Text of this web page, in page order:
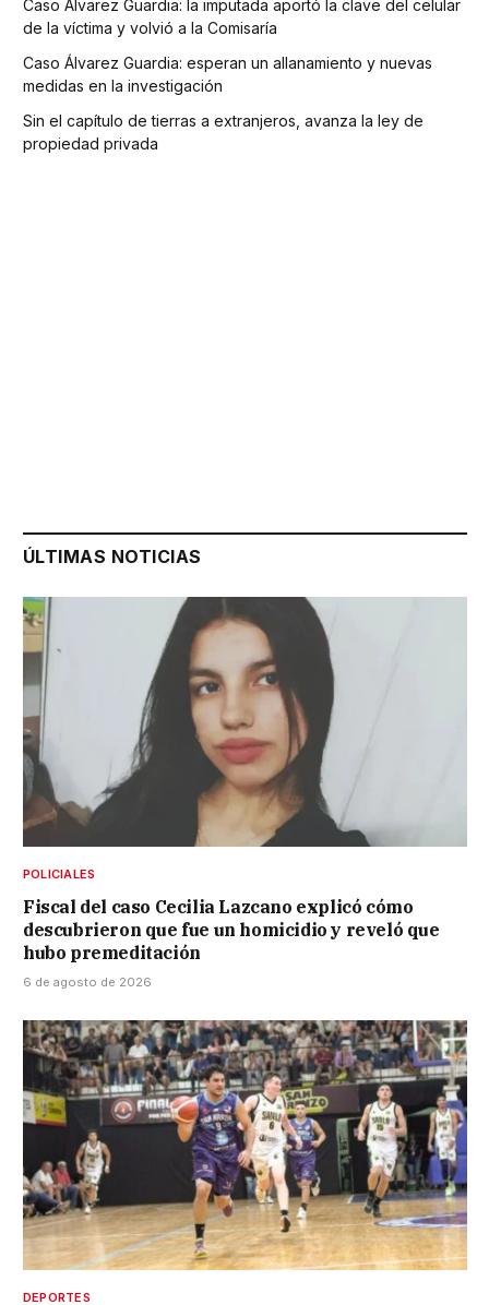
Caso Álvarez Guardia: la imputada aportó la clave del celular
de la víctima y volvió a la Comisaría
Caso Álvarez Guardia: esperan un allanamiento y nuevas
medidas en la investigación
Sin el capítulo de tierras a extranjeros, avanza la ley de
propiedad privada
ÚLTIMAS NOTICIAS
POLICIALES
Fiscal del caso Cecilia Lazcano explicó cómo
descubrieron que fue un homicidio y reveló que
hubo premeditación
6 de agosto de 2026
DEPORTES